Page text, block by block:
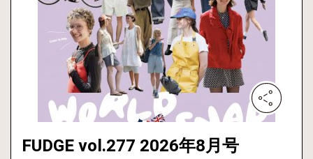
FUDGE vol.277 2026年8月号